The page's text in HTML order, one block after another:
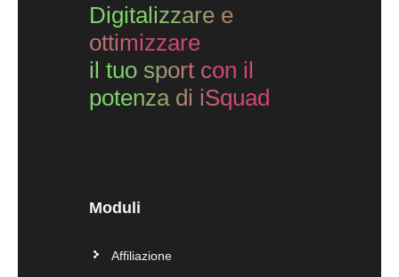
Digitalizzare e
ottimizzare
il tuo sport con il
potenza di iSquad
Moduli
Affiliazione